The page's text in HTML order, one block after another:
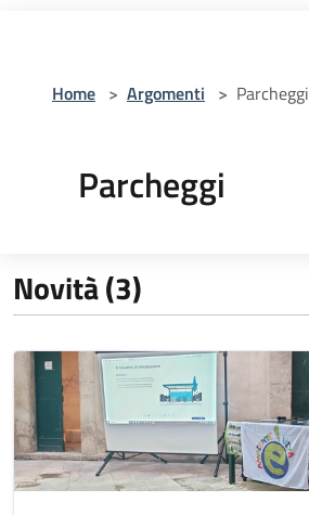
Home > Argomenti > Parcheggi
Parcheggi
Novità (3)